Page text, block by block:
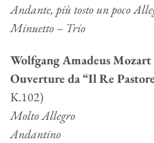
Andante, più tosto un poco
Minuetto – Trio
Wolfgang Amadeus Mozart
Ouverture da “Il Re
K.102)
Molto Allegro
Andantino